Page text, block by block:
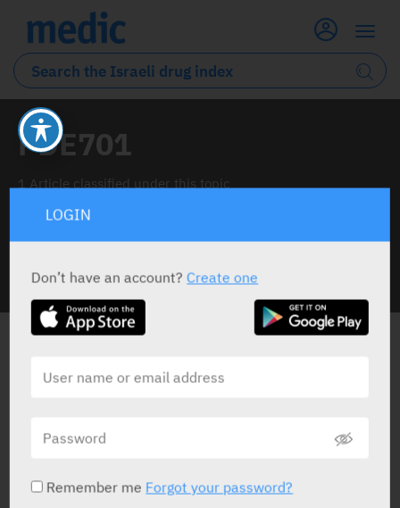
PDE701
1 Article classified under this topic
ALL THE NEWS ABOUTPDE701
אסטרטגיית טיפול חדשה עבור נבדקים עם
כימותרפי?
LOGIN
Don’t have an account?Create one
Remember me Forgot your password?